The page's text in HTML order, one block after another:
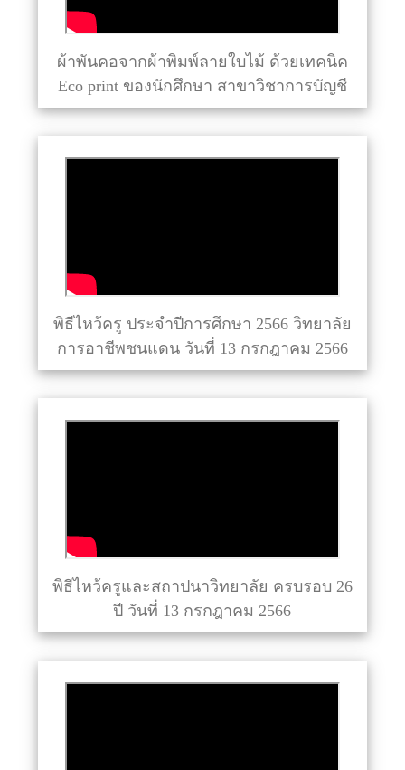
ผ้าพันคอจากผ้าพิมพ์ลายใบไม้ ด้วยเทคนิค
Eco print ของนักศึกษา สาขาวิชาการบัญชี
พิธีไหว้ครู ประจำปีการศึกษา 2566 วิทยาลัย
การอาชีพชนแดน วันที่ 13 กรกฎาคม 2566
พิธีไหว้ครูและสถาปนาวิทยาลัย ครบรอบ 26
ปี วันที่ 13 กรกฎาคม 2566